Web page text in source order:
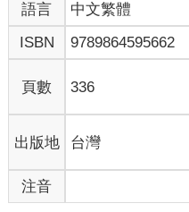
語言 中文繁體
ISBN
9789864595662
頁數 336
出版地 台灣
注音